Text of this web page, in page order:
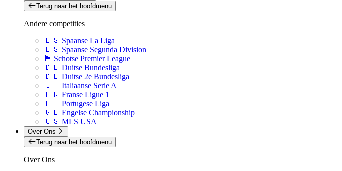
Terug naar het hoofdmenu
Andere competities
🇪🇸 Spaanse La Liga
🇪🇸 Spaanse Segunda Division
🏴󠁧󠁢󠁳󠁣󠁴󠁿 Schotse Premier League
🇩🇪 Duitse Bundesliga
🇩🇪 Duitse 2e Bundesliga
🇮🇹 Italiaanse Serie A
🇫🇷 Franse Ligue 1
🇵🇹 Portugese Liga
🇬🇧 Engelse Championship
🇺🇸 MLS USA
Over Ons
Terug naar het hoofdmenu
Over Ons